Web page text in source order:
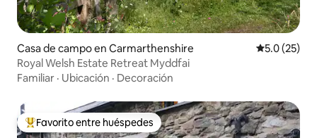
Casa de campo en Carmarthenshire Calificación
5.0 (25)
Royal Welsh Estate Retreat Myddfai
Familiar · Ubicación · Decoración
Favorito entre huéspedes preferido
Favorito entre huéspedes